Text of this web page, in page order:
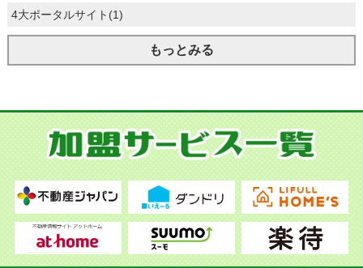
4大ポータルサイト(1)
もっとみる